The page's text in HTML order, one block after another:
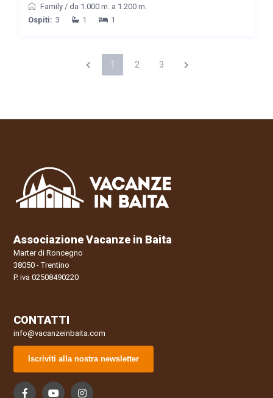
Family/ da 1.000 m. a 1.200 m.
Ospiti: 3 1 1
1 2 3
Associazione Vacanze in Baita
Marter di Roncegno
38050 - Trentino
P. iva 02508490220
CONTATTI
info@vacanzeinbaita.com
Iscriviti alla nostra newsletter